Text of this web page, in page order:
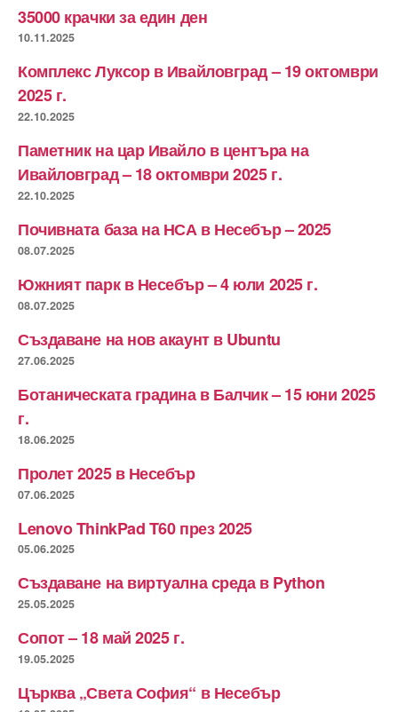
35000 крачки за един ден
10.11.2025
Комплекс Луксор в Ивайловград – 19 октомври
2025 г.
22.10.2025
Паметник на цар Ивайло в центъра на
Ивайловград – 18 октомври 2025 г.
22.10.2025
Почивната база на НСА в Несебър – 2025
08.07.2025
Южният парк в Несебър – 4 юли 2025 г.
08.07.2025
Създаване на нов акаунт в Ubuntu
27.06.2025
Ботаническата градина в Балчик – 15 юни 2025
г.
18.06.2025
Пролет 2025 в Несебър
07.06.2025
Lenovo ThinkPad T60 през 2025
05.06.2025
Създаване на виртуална среда в Python
25.05.2025
Сопот – 18 май 2025 г.
19.05.2025
Църква „Света София“ в Несебър